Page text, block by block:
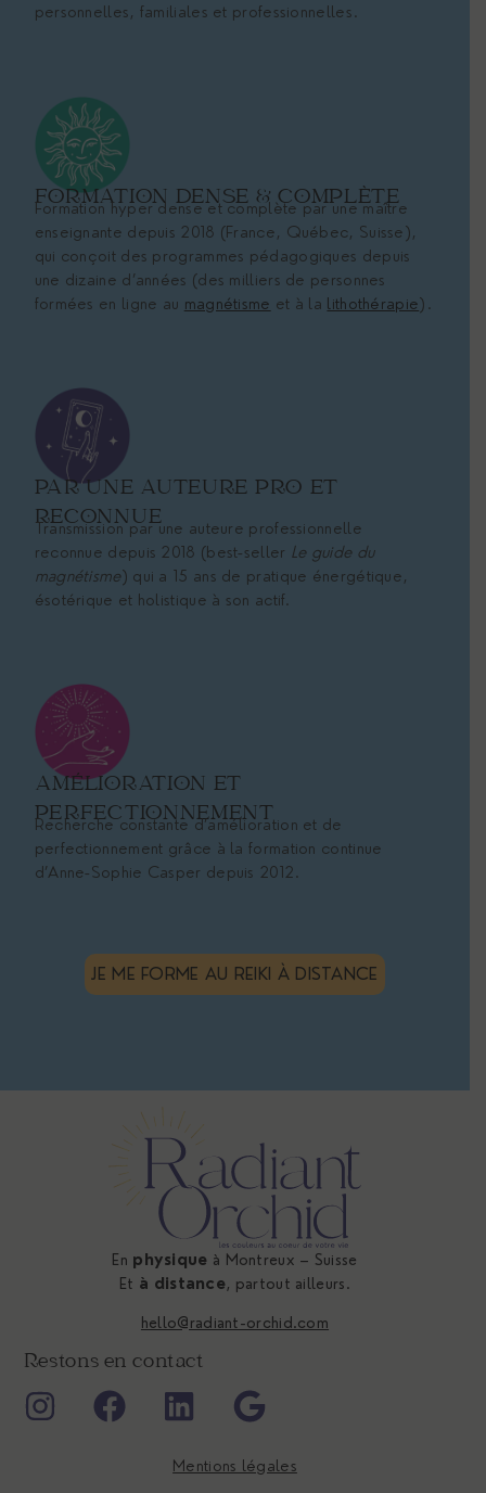
personnelles, familiales et professionnelles.
FORMATION DENSE & COMPLÈTE
Formation hyper dense et complète par une maître
enseignante depuis 2018 (France, Québec, Suisse),
qui conçoit des programmes pédagogiques depuis
une dizaine d’années (des milliers de personnes
formées en ligne au magnétisme et à la lithothérapie).
PAR UNE AUTEURE PRO ET
RECONNUE
Transmission par une auteure professionnelle
reconnue depuis 2018 (best-seller Le guide du
magnétisme) qui a 15 ans de pratique énergétique,
ésotérique et holistique à son actif.
AMÉLIORATION ET
PERFECTIONNEMENT
Recherche constante d’amélioration et de
perfectionnement grâce à la formation continue
d’Anne-Sophie Casper depuis 2012.
JE ME FORME AU REIKI À DISTANCE
En physique à Montreux – Suisse
Et à distance, partout ailleurs.
hello@radiant-orchid.com
Restons en contact
Mentions légales